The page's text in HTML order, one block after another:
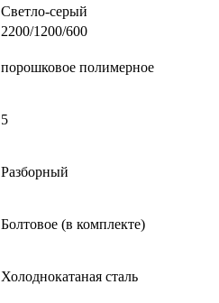
Светло-серый
2200/1200/600
порошковое полимерное
5
Разборный
Болтовое (в комплекте)
Холоднокатаная сталь